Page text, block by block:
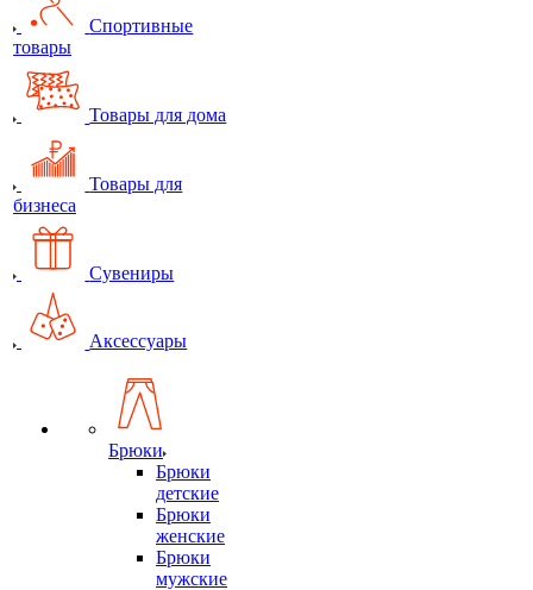
Спортивные
товары
Товары для дома
Товары для
бизнеса
Сувениры
Аксессуары
Брюки
Брюки
детские
Брюки
женские
Брюки
мужские